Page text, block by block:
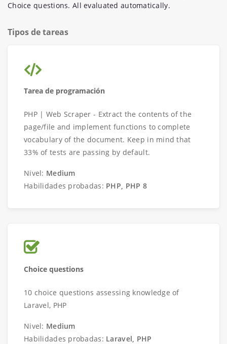
Choice questions. All evaluated automatically.
Tipos de tareas
Tarea de programación
PHP | Web Scraper - Extract the contents of the
page/file and implement functions to complete
vocabulary of the document. Keep in mind that
33% of tests are passing by default.
Nivel: Medium
Habilidades probadas: PHP, PHP 8
Choice questions
10 choice questions assessing knowledge of
Laravel, PHP
Nivel: Medium
Habilidades probadas: Laravel, PHP